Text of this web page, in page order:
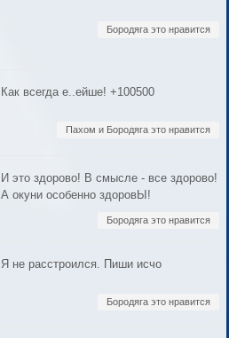
Бородяга это нравится
Как всегда е..ейше! +100500
Пахом и Бородяга это нравится
И это здорово! В смысле - все здорово!
А окуни особенно здоровЫ!
Бородяга это нравится
Я не расстроился. Пиши исчо
Бородяга это нравится